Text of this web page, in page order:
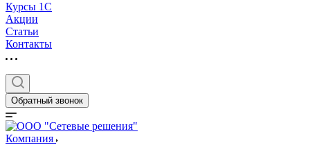
Курсы 1С
Акции
Статьи
Контакты
Обратный звонок
Компания